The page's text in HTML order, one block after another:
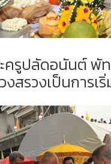
ครูปลัดอนันต์
สรวงเป็นการเ